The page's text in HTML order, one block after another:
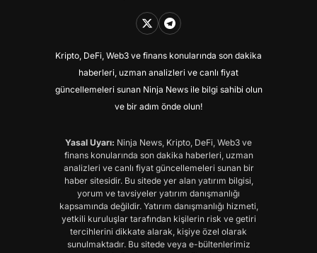
Kripto, DeFi, Web3 ve finans konularında son dakika
haberleri, uzman analizleri ve canlı fiyat
güncellemeleri sunan Ninja News ile bilgi sahibi olun
ve bir adım önde olun!
Yasal Uyarı: Ninja News, Kripto, DeFi, Web3 ve
finans konularında son dakika haberleri, uzman
analizleri ve canlı fiyat güncellemeleri sunan bir
haber sitesidir. Bu sitede yer alan yatırım bilgisi,
yorum ve tavsiyeler yatırım danışmanlığı
kapsamında değildir. Yatırım danışmanlığı hizmeti,
yetkili kuruluşlar tarafından kişilerin risk ve getiri
tercihlerini dikkate alarak, kişiye özel olarak
sunulmaktadır. Bu sitede veya e-bültenlerimiz